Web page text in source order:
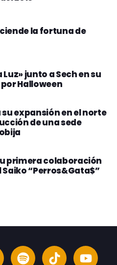
la fortuna de
junto a Sech en su
Halloween
expansión en el norte
de una sede
primera colaboración
“Perros&Gata$”